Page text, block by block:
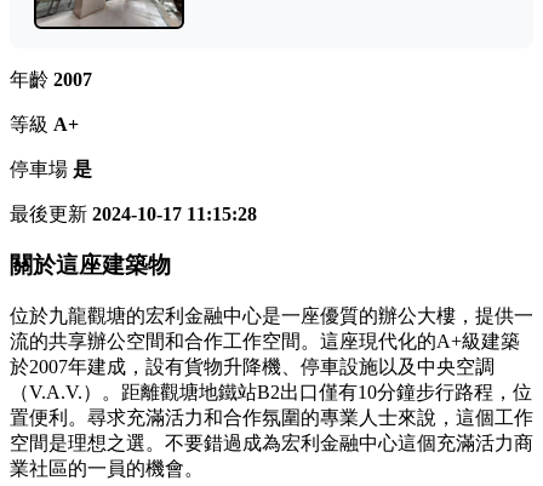
年齡 2007
等級 A+
停車場 是
最後更新 2024-10-17 11:15:28
關於這座建築物
位於九龍觀塘的宏利金融中心是一座優質的辦公大樓，提供一
流的共享辦公空間和合作工作空間。這座現代化的A+級建築
於2007年建成，設有貨物升降機、停車設施以及中央空調
（V.A.V.）。距離觀塘地鐵站B2出口僅有10分鐘步行路程，位
置便利。尋求充滿活力和合作氛圍的專業人士來說，這個工作
空間是理想之選。不要錯過成為宏利金融中心這個充滿活力商
業社區的一員的機會。